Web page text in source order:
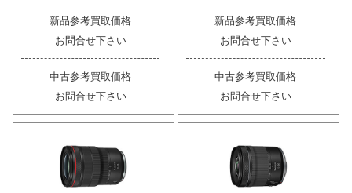
新品参考買取価格
お問合せ下さい
中古参考買取価格
お問合せ下さい
新品参考買取価格
お問合せ下さい
中古参考買取価格
お問合せ下さい